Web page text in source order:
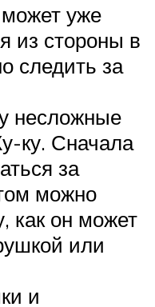
уже
из стороны в
следить за
несложные
ку. Сначала
за
можно
как он может
или
и